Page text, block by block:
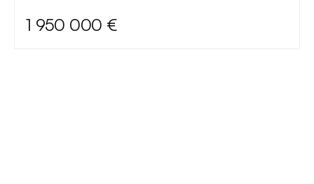
1 950 000 €